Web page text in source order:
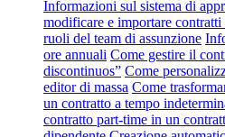
Informazioni sul sistema di
modificare e importare
ruoli del team di assunzione
ore annuali Come gestire il
discontinuos” Come
editor di massa Come
un contratto a tempo
contratto part-time in un